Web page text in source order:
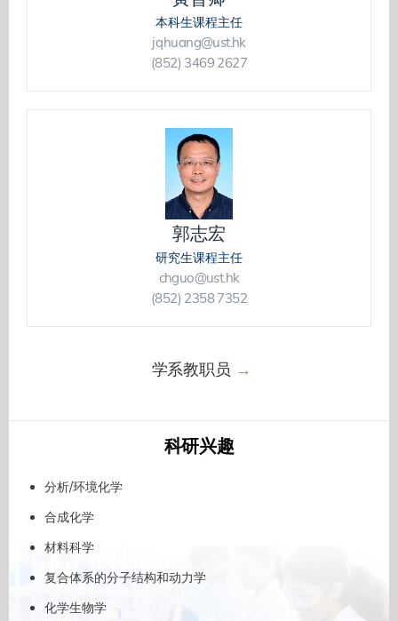
学系教职员
本科生课程主任
jqhuang@ust.hk
(852) 3469 2627
郭志宏
研究生课程主任
chguo@ust.hk
(852) 2358 7352
科研兴趣
分析/环境化学
合成化学
材料科学
复合体系的分子结构和动力学
化学生物学